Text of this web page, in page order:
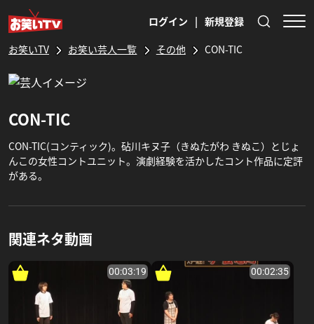
ログイン | 新規登録
お笑いTV お笑い芸人一覧 その他 CON-TIC
CON-TIC
CON-TIC(コンティック)。砧川キヌ子（きぬたがわ きぬこ）とじょ
んこの女性コントユニット。演劇経験を活かしたコント作品に定評
がある。
関連ネタ動画
00:03:19 00:02:35